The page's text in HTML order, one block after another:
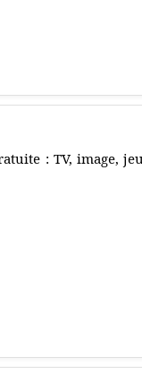
: TV, image,